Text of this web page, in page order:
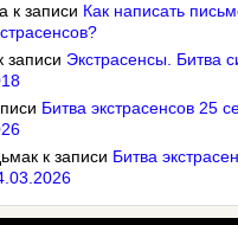
к записи Как написать
записи Экстрасенсы. Битва
Битва экстрасенсов 25
к записи Битва